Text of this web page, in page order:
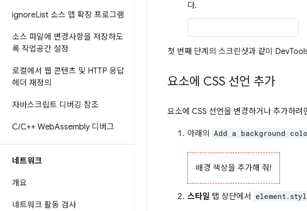
ignoreList 소스 맵 확장 프로그램
소스 파일에 변경사항을 저장하도
록 작업공간 설정
로컬에서 웹 콘텐츠 및 HTTP 응답
헤더 재정의
자바스크립트 디버깅 참조
C/C++ WebAssembly 디버그
네트워크
개요
네트워크 활동 검사
다.
첫 번째 단계의 스크린샷과 같이
요소에 CSS 선언 추가
요소에 CSS 선언을 변경하거나 추가하려
아래의 Add a background
배경 색상을 추가해 줘!
스타일 탭 상단에서